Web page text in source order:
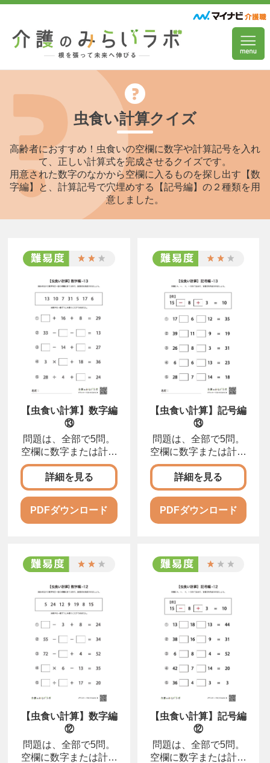
虫食い計算クイズ
高齢者におすすめ！虫食いの空欄に数字や計算記号を入れ
て、正しい計算式を完成させるクイズです。
用意された数字のなかから空欄に入るものを探し出す【数
字編】と、計算記号で穴埋めする【記号編】の２種類を用
意しました。
【虫食い計算】数字編
⑬
問題は、全部で5問。
空欄に数字または計算
記号を入れて、正しい
計算式を完成させまし
ょう。
詳細を見る
PDFダウンロード
【虫食い計算】記号編
⑬
問題は、全部で5問。
空欄に数字または計算
記号を入れて、正しい
計算式を完成させまし
ょう。
詳細を見る
PDFダウンロード
【虫食い計算】数字編
⑫
問題は、全部で5問。
空欄に数字または計算
【虫食い計算】記号編
⑫
問題は、全部で5問。
空欄に数字または計算